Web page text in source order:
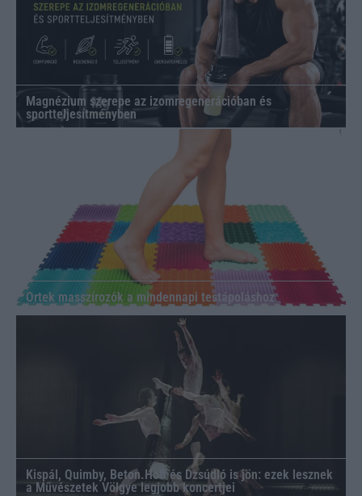
Magnézium szerepe az izomregenerációban és
sportteljesítményben
Ortek masszírozók a mindennapi testápoláshoz
Kispál, Quimby, Beton.Hofi és Dzsúdló is jön: ezek lesznek
a Művészetek Völgye legjobb koncertjei